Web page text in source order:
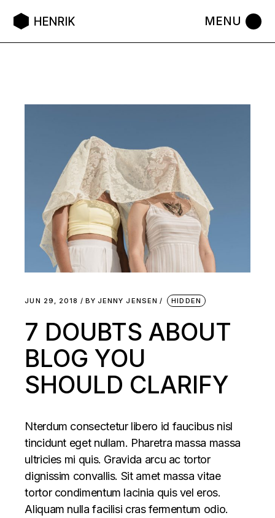
JUN 29, 2018 BY JENNY JENSEN HIDDEN
7 DOUBTS ABOUT
BLOG YOU
SHOULD CLARIFY
Nterdum consectetur libero id faucibus nisl
tincidunt eget nullam. Pharetra massa massa
ultricies mi quis. Gravida arcu ac tortor
dignissim convallis. Sit amet massa vitae
tortor condimentum lacinia quis vel eros.
Aliquam nulla facilisi cras fermentum odio.